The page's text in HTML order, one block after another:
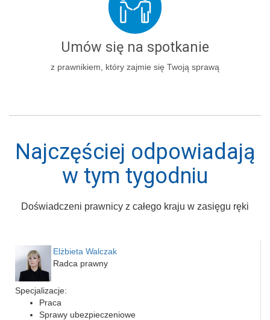
Umów się na spotkanie
z prawnikiem, który zajmie się Twoją sprawą
Najczęściej odpowiadają
w tym tygodniu
Doświadczeni prawnicy z całego kraju w zasięgu ręki
Elżbieta Walczak
Radca prawny
Specjalizacje:
Praca
Sprawy ubezpieczeniowe